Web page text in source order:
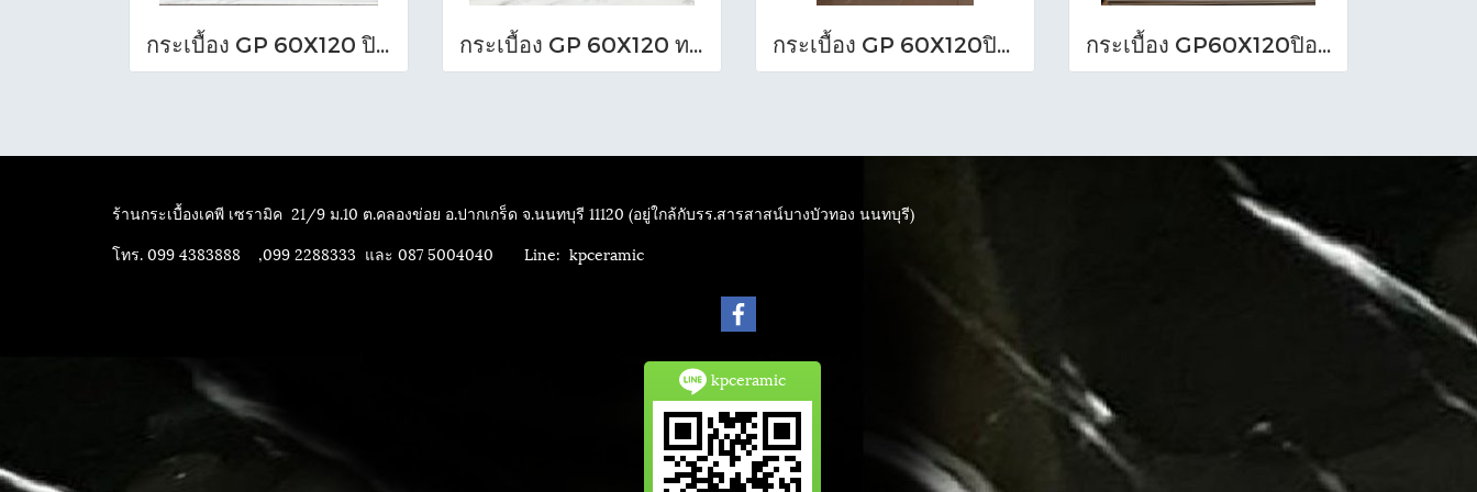
กระเบื้อง GP 60X120 ปิอาเซนซ่า เทา (HYG) NAT R/TPM กระเบื้อง GP 60X120 ทราวาทีน เทา (POL)ตัดขอบ PM กระเบื้อง GP 60X120ปิอาเซนซ่า แซนด์ (HYG)NAT R/TPM กระเบื้อง GP60X120ปิอาเซนซ่า เทาเข้ม (HYG)NAT RTPM
ร้านกระเบื้องเคพี เซรามิค 21/9 ม.10 ต.คลองข่อย อ.ปากเกร็ด จ.นนทบุรี 11120 (อยู่ใกล้กับรร.สารสาสน์บางบัวทอง นนทบุรี)
โทร. 099 4383888 ,099 2288333 และ 087 5004040 Line: kpceramic
kpceramic